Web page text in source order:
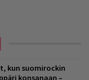
kun suomirockin
konsanaan –